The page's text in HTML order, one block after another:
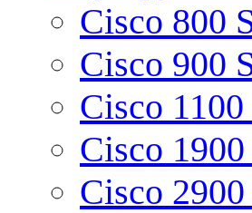
Cisco 800
Cisco 900
Cisco 1100
Cisco 1900
Cisco 2900